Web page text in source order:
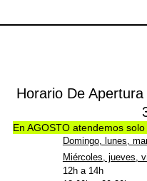
Horario De
En AGOSTO atendemos
Domingo, lunes,
Miércoles, jueves,
12h a 14h